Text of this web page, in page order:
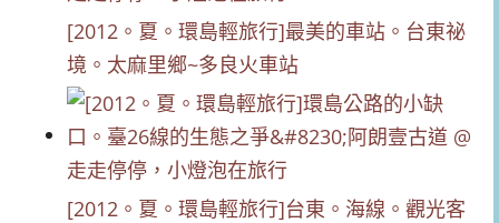
[2012。夏。環島輕旅行]最美的車站。台東祕
境。太麻里鄉~多良火車站
[2012。夏。環島輕旅行]台東。海線。觀光客